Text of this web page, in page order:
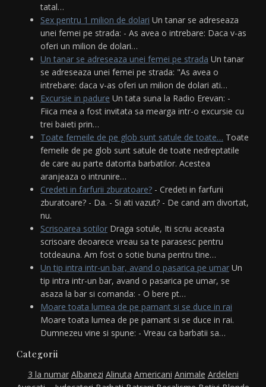
tatal…
Sex pentru 1 milion de dolari Un tanar se adreseaza
unei femei pe strada: - As avea o intrebare: Daca v-as
oferi un milion de dolari…
Un tanar se adreseaza unei femei pe strada Un tanar
se adreseaza unei femei pe strada: "As avea o
intrebare: daca v-as oferi un milion de dolari ati…
Excursie in padure Un tata suna la Radio Erevan: -
Fiica mea a fost invitata sa mearga intr-o excursie cu
trei baieti prin…
Toate femeile de pe glob sunt satule de toate… Toate
femeile de pe glob sunt satule de toate nedreptatile
de care au parte datorita barbatilor. Acestea
aranjeaza o intrunire…
Credeti in farfurii zburatoare? - Credeti in farfurii
zburatoare? - Da. - Si ati vazut? - De cand am divortat,
nu.
Scrisoarea sotilor Draga sotule, Iti scriu aceasta
scrisoare deoarece vreau sa te parasesc pentru
totdeauna. Am fost o sotie buna pentru tine…
Un tip intra intr-un bar, avand o pasarica pe umar Un
tip intra intr-un bar, avand o pasarica pe umar, se
asaza la bar si comanda: - O bere pt…
Moare toata lumea de pe pamant si se duce in rai
Moare toata lumea de pe pamant si se duce in rai.
Dumnezeu vine si spune: - Vreau ca barbatii sa…
Categorii
3 la numar Albanezi Alinuta Americani Animale Ardeleni